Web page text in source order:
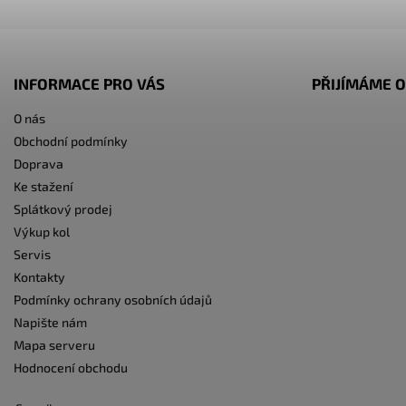
INFORMACE PRO VÁS
O nás
Obchodní podmínky
Doprava
Ke stažení
Splátkový prodej
Výkup kol
Servis
Kontakty
Podmínky ochrany osobních údajů
Napište nám
Mapa serveru
Hodnocení obchodu
PŘIJÍMÁME